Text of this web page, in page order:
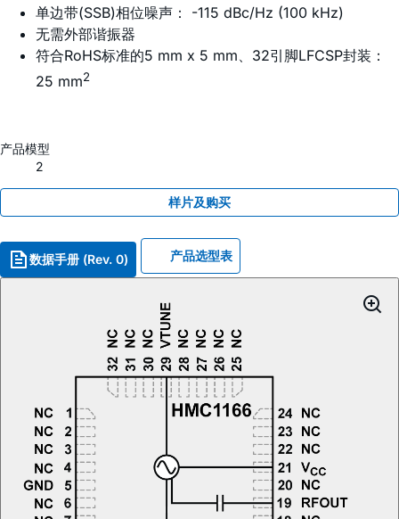
单边带(SSB)相位噪声： -115 dBc/Hz (100 kHz)
无需外部谐振器
符合RoHS标准的5 mm x 5 mm、32引脚LFCSP封装：
25 mm2
产品模型
2
样片及购买
数据手册 (Rev. 0) 产品选型表